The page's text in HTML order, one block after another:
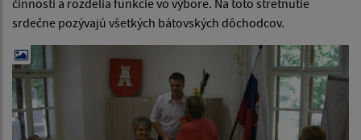
srdečne pozývajú všetkých bátovských dôchodcov.